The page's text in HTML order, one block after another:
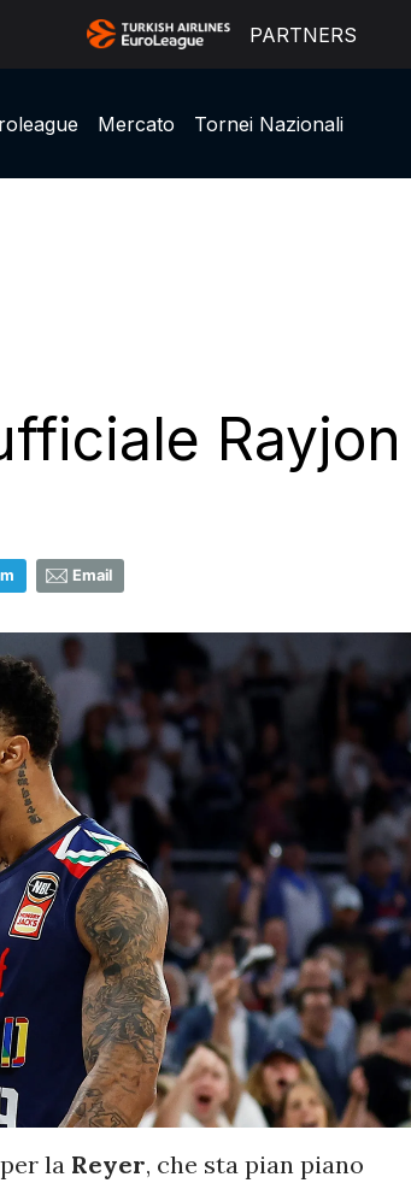
PARTNERS
Mercato Tornei Nazionali
Email
per la Reyer, che sta pian piano